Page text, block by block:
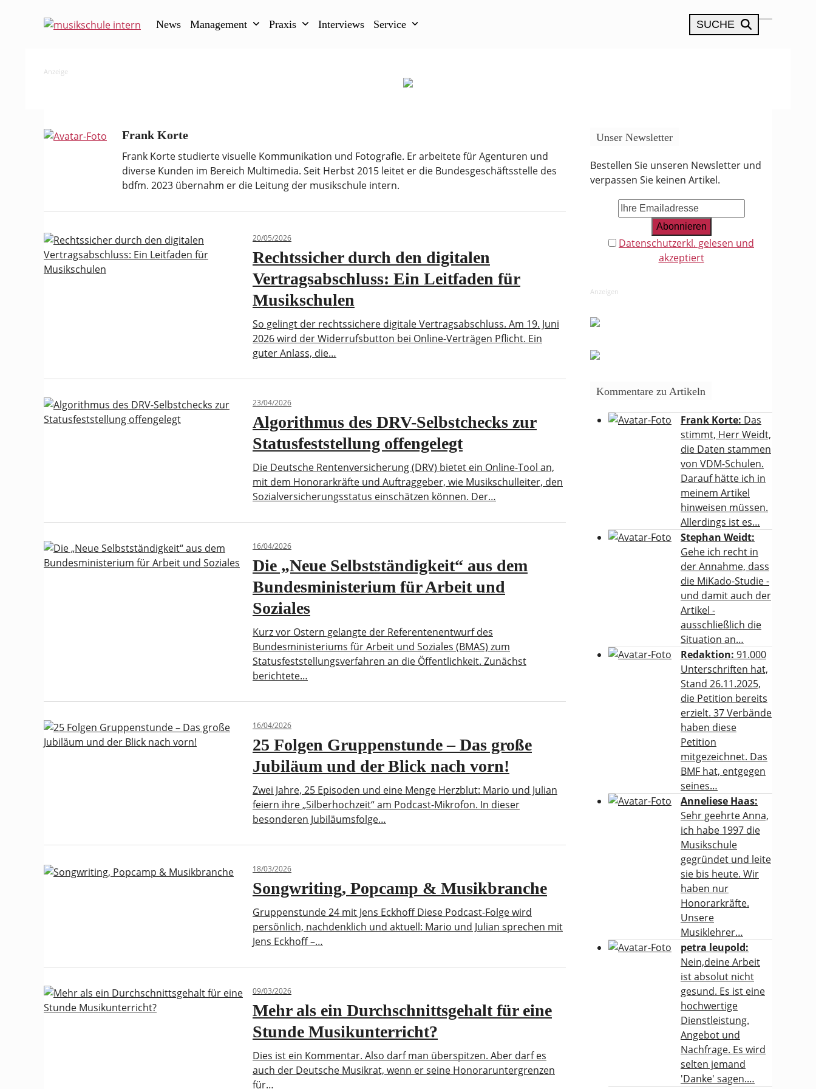
News Management Praxis Interviews Service SUCHE
Open
Close
Anzeige
Frank Korte
Frank Korte studierte visuelle Kommunikation und Fotografie. Er arbeitete für Agenturen und
diverse Kunden im Bereich Multimedia. Seit Herbst 2015 leitet er die Bundesgeschäftsstelle des
bdfm. 2023 übernahm er die Leitung der musikschule intern.
20/05/2026
Rechtssicher durch den digitalen
Vertragsabschluss: Ein Leitfaden für
Musikschulen
So gelingt der rechtssichere digitale Vertragsabschluss. Am 19. Juni
2026 wird der Widerrufsbutton bei Online-Verträgen Pflicht. Ein
guter Anlass, die…
23/04/2026
Algorithmus des DRV-Selbstchecks zur
Statusfeststellung offengelegt
Die Deutsche Rentenversicherung (DRV) bietet ein Online-Tool an,
mit dem Honorarkräfte und Auftraggeber, wie Musikschulleiter, den
Sozialversicherungsstatus einschätzen können. Der…
16/04/2026
Die „Neue Selbstständigkeit“ aus dem
Bundesministerium für Arbeit und
Soziales
Kurz vor Ostern gelangte der Referentenentwurf des
Bundesministeriums für Arbeit und Soziales (BMAS) zum
Statusfeststellungsverfahren an die Öffentlichkeit. Zunächst
berichtete…
16/04/2026
25 Folgen Gruppenstunde – Das große
Jubiläum und der Blick nach vorn!
Zwei Jahre, 25 Episoden und eine Menge Herzblut: Mario und Julian
feiern ihre „Silberhochzeit“ am Podcast-Mikrofon. In dieser
besonderen Jubiläumsfolge…
18/03/2026
Songwriting, Popcamp & Musikbranche
Gruppenstunde 24 mit Jens Eckhoff Diese Podcast-Folge wird
persönlich, nachdenklich und aktuell: Mario und Julian sprechen mit
Jens Eckhoff –…
09/03/2026
Mehr als ein Durchschnittsgehalt für eine
Stunde Musikunterricht?
Dies ist ein Kommentar. Also darf man überspitzen. Aber darf es
auch der Deutsche Musikrat, wenn er seine Honoraruntergrenzen
für…
Unser Newsletter
Bestellen Sie unseren Newsletter und
verpassen Sie keinen Artikel.
Datenschutzerkl. gelesen und
akzeptiert
Anzeigen
Kommentare zu Artikeln
Frank Korte: Das
stimmt, Herr Weidt,
die Daten stammen
von VDM-Schulen.
Darauf hätte ich in
meinem Artikel
hinweisen müssen.
Allerdings ist es…
Stephan Weidt:
Gehe ich recht in
der Annahme, dass
die MiKado-Studie -
und damit auch der
Artikel -
ausschließlich die
Situation an…
Redaktion: 91.000
Unterschriften hat,
Stand 26.11.2025,
die Petition bereits
erzielt. 37 Verbände
haben diese
Petition
mitgezeichnet. Das
BMF hat, entgegen
seines…
Anneliese Haas:
Sehr geehrte Anna,
ich habe 1997 die
Musikschule
gegründet und leite
sie bis heute. Wir
haben nur
Honorarkräfte.
Unsere
Musiklehrer…
petra leupold:
Nein,deine Arbeit
ist absolut nicht
gesund. Es ist eine
hochwertige
Dienstleistung.
Angebot und
Nachfrage. Es wird
selten jemand
'Danke' sagen.…